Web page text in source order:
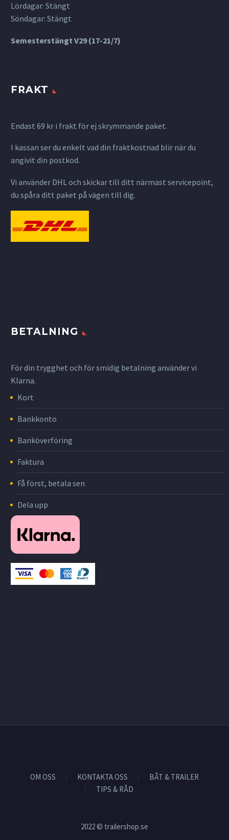
Lördagar: Stängt
Söndagar: Stängt
Semesterstängt V29 (17-21/7)
FRAKT
Endast 69 kr i frakt för ej skrymmande paket.
I kassan ser du enkelt vad din fraktkostnad blir när du
angivit din postkod.
Vi använder DHL och skickar till ditt närmast servicepoint,
du spåra ditt paket på vägen till dig.
BETALNING
För din trygghet och för smidig betalning använder vi
Klarna.
Kort
Bankkonto
Banköverföring
Faktura
Få först, betala sen
Dela upp
OM OSS KONTAKTA OSS
BÅT & TRAILER
TIPS & RÅD
2022 © trailershop.se